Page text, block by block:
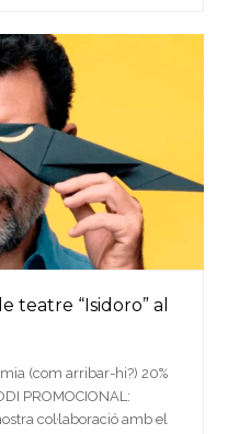
teatre “Isidoro” al
(com arribar-hi?) 20%
PROMOCIONAL:
col·laboració amb el